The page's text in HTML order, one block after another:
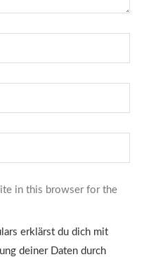
in this browser for the
erklärst du dich mit
deiner Daten durch